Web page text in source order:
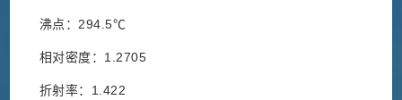
沸点：294.5℃
相对密度：1.2705
折射率：1.422